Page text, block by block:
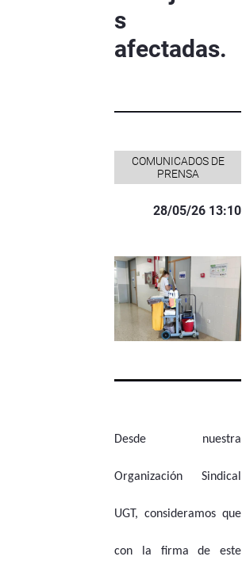
s
afectadas.
COMUNICADOS DE
PRENSA
28/05/26 13:10
Desde nuestra
Organización Sindical
UGT, consideramos que
con la firma de este